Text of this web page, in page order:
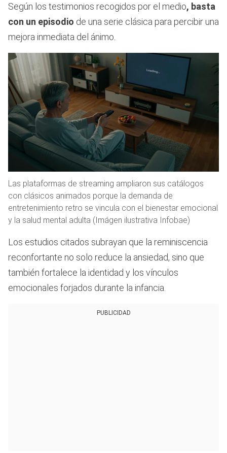
Según los testimonios recogidos por el medio, basta
con un episodio de una serie clásica para percibir una
mejora inmediata del ánimo.
Las plataformas de streaming ampliaron sus catálogos
con clásicos animados porque la demanda de
entretenimiento retro se vincula con el bienestar emocional
y la salud mental adulta (Imágen ilustrativa Infobae)
Los estudios citados subrayan que la reminiscencia
reconfortante no solo reduce la ansiedad, sino que
también fortalece la identidad y los vínculos
emocionales forjados durante la infancia.
PUBLICIDAD